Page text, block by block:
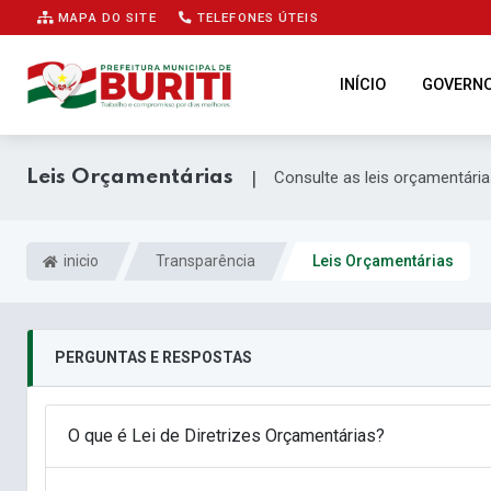
MAPA DO SITE TELEFONES ÚTEIS
INÍCIO
Leis Orçamentárias | Consulte as leis
inicio Transparência Leis Orçamentárias
PERGUNTAS E RESPOSTAS
O que é Lei de Diretrizes Orçamentárias?